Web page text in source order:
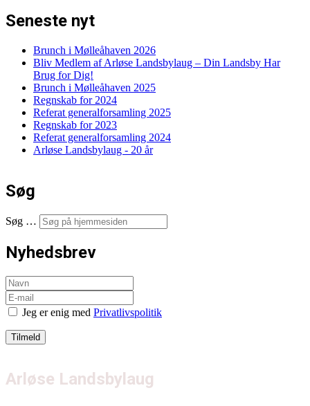
Seneste nyt
Brunch i Mølleåhaven 2026
Bliv Medlem af Arløse Landsbylaug – Din Landsby Har
Brug for Dig!
Brunch i Mølleåhaven 2025
Regnskab for 2024
Referat generalforsamling 2025
Regnskab for 2023
Referat generalforsamling 2024
Arløse Landsbylaug - 20 år
Søg
Søg …
Nyhedsbrev
Jeg er enig med Privatlivspolitik
Arløse Landsbylaug